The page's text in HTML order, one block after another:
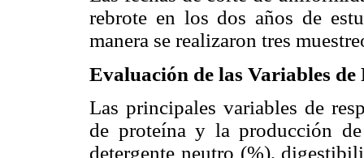
rebrote en los dos años de
manera se realizaron tres
Evaluación de las Variables de
Las principales variables de
de proteína y la producción
detergente neutro (%),